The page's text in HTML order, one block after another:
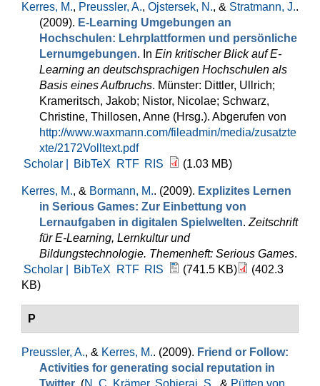
Kerres, M., Preussler, A., Ojstersek, N., & Stratmann, J..
(2009). E-Learning Umgebungen an
Hochschulen: Lehrplattformen und persönliche
Lernumgebungen. In Ein kritischer Blick auf E-
Learning an deutschsprachigen Hochschulen als
Basis eines Aufbruchs. Münster: Dittler, Ullrich;
Krameritsch, Jakob; Nistor, Nicolae; Schwarz,
Christine, Thillosen, Anne (Hrsg.). Abgerufen von
http://www.waxmann.com/fileadmin/media/zusatzte
xte/2172Volltext.pdf
Scholar |
BibTeX RTF RIS (1.03 MB)
Kerres, M., & Bormann, M.. (2009). Explizites Lernen
in Serious Games: Zur Einbettung von
Lernaufgaben in digitalen Spielwelten. Zeitschrift
für E-Learning, Lernkultur und
Bildungstechnologie. Themenheft: Serious Games.
Scholar |
BibTeX RTF RIS (741.5 KB)
(402.3
KB)
P
Preussler, A., & Kerres, M.. (2009). Friend or Follow:
Activities for generating social reputation in
Twitter. (N. C. Krämer, Sobieraj, S., & Pütten von